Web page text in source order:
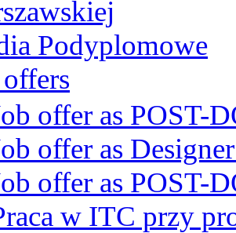
Podyplomowe
offer as POST-
offer as
offer as POST-
w ITC przy